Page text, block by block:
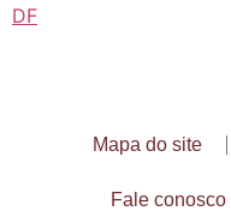
DF
Mapa do site
Fale conosco